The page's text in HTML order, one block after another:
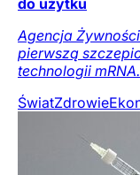
Agencja
pierwszą
technologii mRNA.
ŚwiatZdrowie